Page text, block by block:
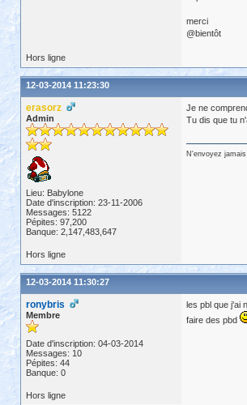
merci
@bientôt
Hors ligne
12-03-2014 11:23:30
erasorz
Admin
Lieu: Babylone
Date d'inscription: 23-11-2006
Messages: 5122
Pépites: 97,200
Banque: 2,147,483,647
Je ne
Tu dis que tu
N'envoyez
Hors ligne
12-03-2014 11:30:27
ronybris
Membre
Date d'inscription: 04-03-2014
Messages: 10
Pépites: 44
Banque: 0
les pbl que j'ai
faire des pbd
Hors ligne